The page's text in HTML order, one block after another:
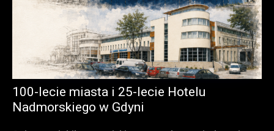
100-lecie miasta i 25-lecie Hotelu
Nadmorskiego w Gdyni